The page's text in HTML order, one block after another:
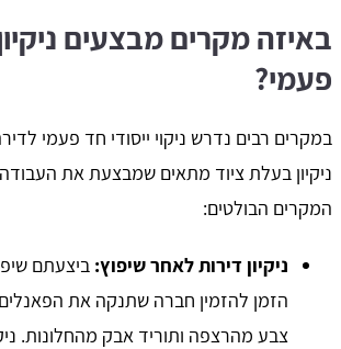
באיזה מקרים מבצעים
פעמי?
במקרים רבים נדרש ניקוי ייסודי חד פעמי
ניקיון בעלת ציוד מתאים שמבצעת את
המקרים הבולטים:
ניקיון דירות לאחר שיפוץ: ביצעתם
הזמן להזמין חברה שתנקה את
צבע מהרצפה ותוריד אבק מהחלונות.